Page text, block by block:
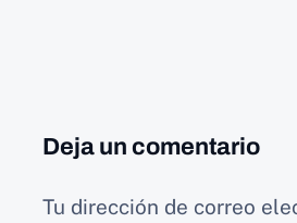
Deja un comentario
Tu dirección de correo